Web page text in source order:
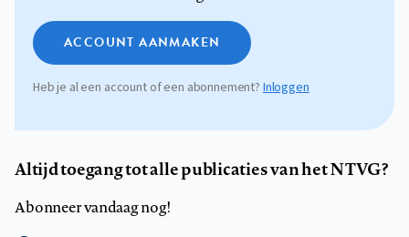
ACCOUNT AANMAKEN
Heb je al een account of een abonnement? Inloggen
Altijd toegang tot alle publicaties van het NTVG?
Abonneer vandaag nog!